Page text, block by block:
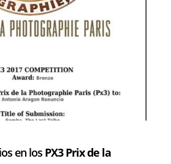
en los PX3 Prix de la